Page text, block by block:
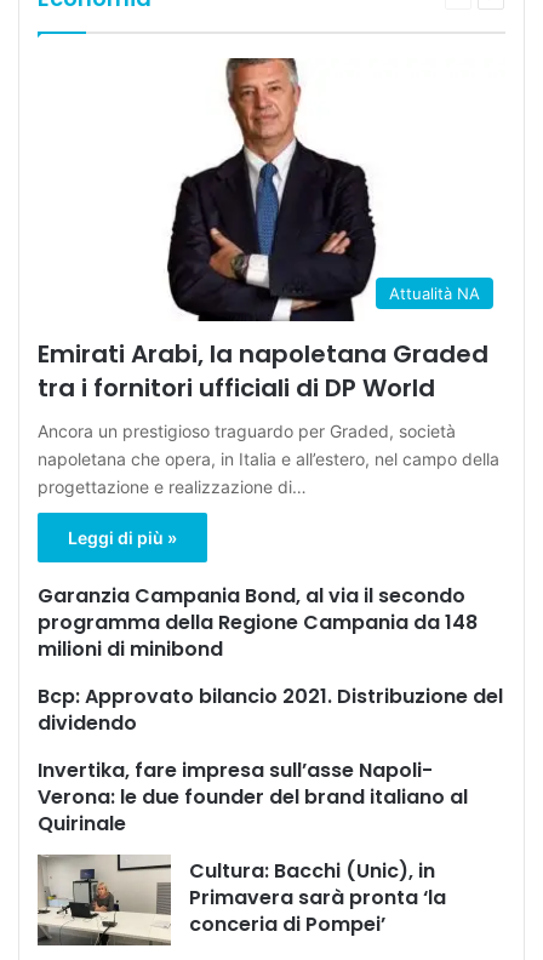
Attualità NA
Emirati Arabi, la napoletana Graded
tra i fornitori ufficiali di DP World
Ancora un prestigioso traguardo per Graded, società
napoletana che opera, in Italia e all’estero, nel campo della
progettazione e realizzazione di…
Leggi di più »
Garanzia Campania Bond, al via il secondo
programma della Regione Campania da 148
milioni di minibond
Bcp: Approvato bilancio 2021. Distribuzione del
dividendo
Invertika, fare impresa sull’asse Napoli-
Verona: le due founder del brand italiano al
Quirinale
Cultura: Bacchi (Unic), in
Primavera sarà pronta ‘la
conceria di Pompei’